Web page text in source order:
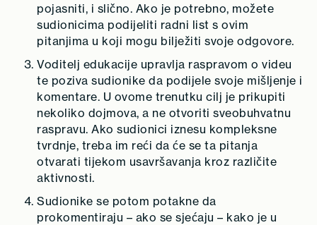
pojasniti, i slično. Ako je potrebno, možete
sudionicima podijeliti radni list s ovim
pitanjima u koji mogu bilježiti svoje odgovore.
Voditelj edukacije upravlja raspravom o videu
te poziva sudionike da podijele svoje mišljenje i
komentare. U ovome trenutku cilj je prikupiti
nekoliko dojmova, a ne otvoriti sveobuhvatnu
raspravu. Ako sudionici iznesu kompleksne
tvrdnje, treba im reći da će se ta pitanja
otvarati tijekom usavršavanja kroz različite
aktivnosti.
Sudionike se potom potakne da
prokomentiraju – ako se sjećaju – kako je u